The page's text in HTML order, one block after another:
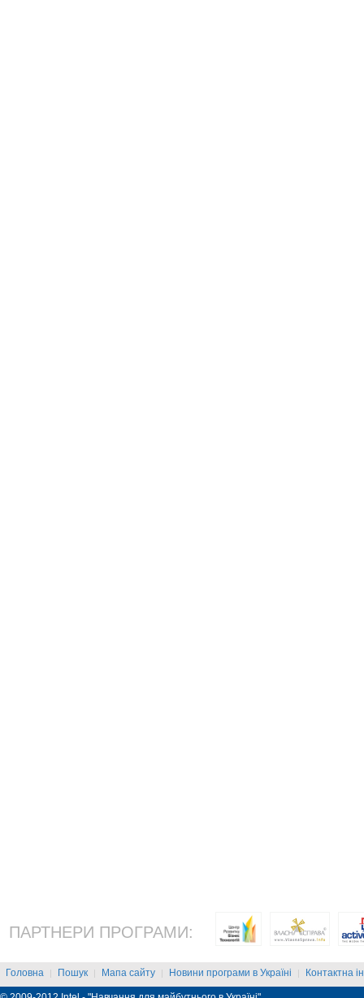
ПАРТНЕРИ ПРОГРАМИ:
Головна | Пошук | Мапа сайту | Новини програми в Україні | Контактна